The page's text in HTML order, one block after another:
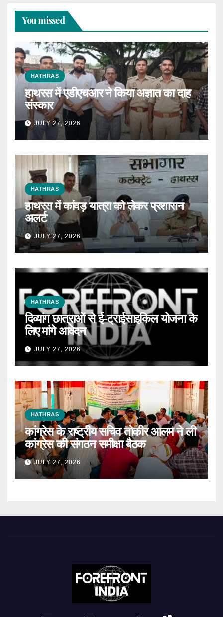
You missed
HATHRAS
हाथरस में एडीएचआर ने किया अज्ञात का दाह
संस्कार
JULY 27, 2026
HATHRAS
हाथरस में कांवड़ यात्रा को लेकर प्रशासन
अलर्ट
JULY 27, 2026
HATHRAS
दिव्यांग छात्राओं से ई-ट्राईसाइकिल योजना के
लिए मांगे आवेदन
JULY 27, 2026
HATHRAS
कांग्रेस के राष्ट्रीय सचिव तोकीर आलम ने ली
कांग्रेस की संगठन समीक्षा बैठक
JULY 27, 2026